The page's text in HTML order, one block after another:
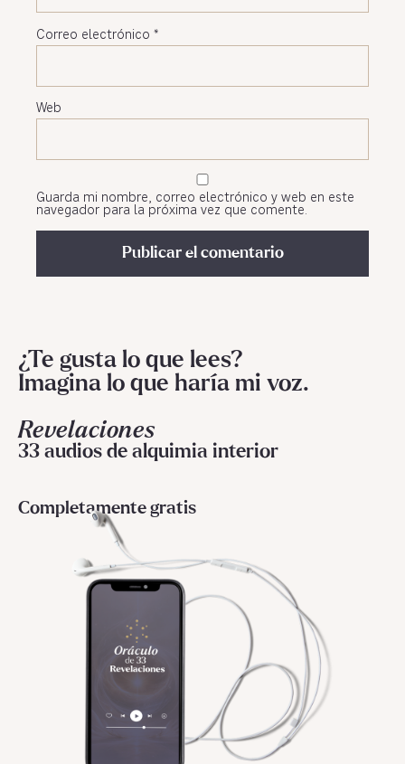
Correo electrónico *
Web
Guarda mi nombre, correo electrónico y web en este
navegador para la próxima vez que comente.
¿Te gusta lo que lees?
Imagina lo que haría mi voz.
Revelaciones
33 audios de alquimia interior
Completamente gratis